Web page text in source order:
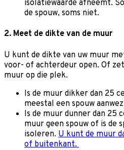
isolatiewaarde afneemt.
de spouw, soms niet.
2. Meet de dikte van de muur
U kunt de dikte van uw muur
voor- of achterdeur open. Of
muur op die plek.
Is de muur dikker dan 25
meestal een spouw
Is de muur dunner dan 25
muur geen spouw of is de
isoleren. U kunt de muur
of buitenkant.